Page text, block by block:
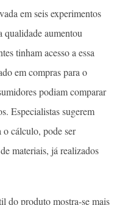
em seis experimentos
qualidade aumentou
tinham acesso a essa
em compras para o
podiam comparar
Especialistas sugerem
o cálculo, pode ser
materiais, já realizados
do produto mostra-se mais